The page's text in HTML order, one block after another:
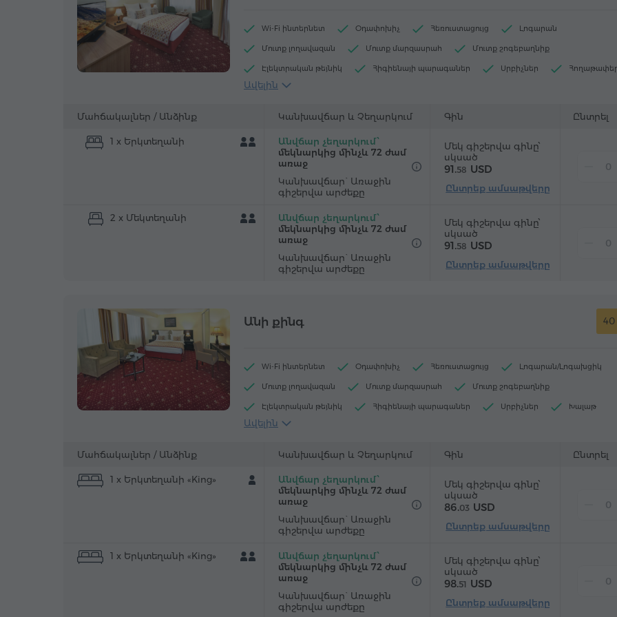
Wi-Fi ինտերնետ Օդափոխիչ Հեռուստացույց Լոգարան
Մուտք լողավազան Մուտք մարզասրահ Մուտք շոգեբաղնիք
Էլեկտրական թեյնիկ Հիգիենայի պարագաներ Սրբիչներ
Վարսահարդարիչ
Արդուկ և սեղան
Ավելին
Մահճակալներ / Անձինք Կանխավճար և Չեղարկում Գին Ընտրել
1 x Երկտեղանի
Անվճար չեղարկում՝
մեկնարկից մինչև 72 ժամ
առաջ
Կանխավճար` Առաջին
գիշերվա արժեքը
Մեկ գիշերվա գինը՝
սկսած
91.58 USD
Ընտրեք ամսաթվերը
2 x Մեկտեղանի
Անվճար չեղարկում՝
մեկնարկից մինչև 72 ժամ
առաջ
Կանխավճար` Առաջին
գիշերվա արժեքը
Մեկ գիշերվա գինը՝
սկսած
91.58 USD
Ընտրեք ամսաթվերը
Անի քինգ 40
Wi-Fi ինտերնետ Օդափոխիչ Հեռուստացույց Լոգարան/Լոգախցիկ
Մուտք լողավազան Մուտք մարզասրահ Մուտք շոգեբաղնիք
Էլեկտրական թեյնիկ Հիգիենայի պարագաներ Սրբիչներ Խալաթ
Հողաթափեր
Գորգապատ հատակ Սառնարան Շշալցված ջուր Թեյ/Սուրճ
Արդուկ և սեղան
Ավելին
Մահճակալներ / Անձինք Կանխավճար և Չեղարկում Գին Ընտրել
1 x Երկտեղանի «King»
Անվճար չեղարկում՝
մեկնարկից մինչև 72 ժամ
առաջ
Կանխավճար` Առաջին
գիշերվա արժեքը
Մեկ գիշերվա գինը՝
սկսած
86.03 USD
Ընտրեք ամսաթվերը
1 x Երկտեղանի «King»
Անվճար չեղարկում՝
մեկնարկից մինչև 72 ժամ
առաջ
Կանխավճար` Առաջին
գիշերվա արժեքը
Մեկ գիշերվա գինը՝
սկսած
98.51 USD
Ընտրեք ամսաթվերը